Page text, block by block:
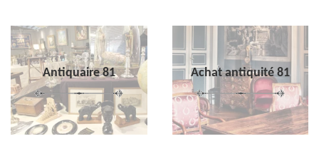
Antiquaire 81 Achat antiquité 81